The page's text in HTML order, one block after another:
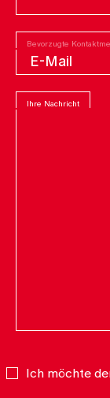
Bevorzugte
Ihre Nachricht
Newsletter
Ich möchte